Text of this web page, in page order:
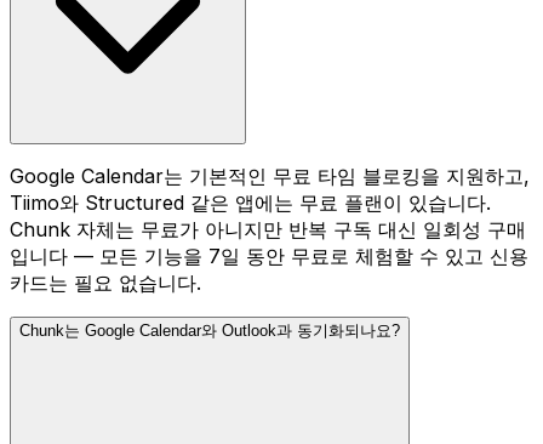
Google Calendar는 기본적인 무료 타임 블로킹을 지원하고,
Tiimo와 Structured 같은 앱에는 무료 플랜이 있습니다.
Chunk 자체는 무료가 아니지만 반복 구독 대신 일회성 구매
입니다 — 모든 기능을 7일 동안 무료로 체험할 수 있고 신용
카드는 필요 없습니다.
Chunk는 Google Calendar와 Outlook과 동기화되나요?